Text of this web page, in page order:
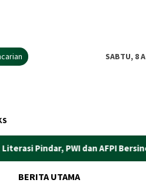
SABTU, 8
PWI dan AFPI Bersinergi
BERITA UTAMA